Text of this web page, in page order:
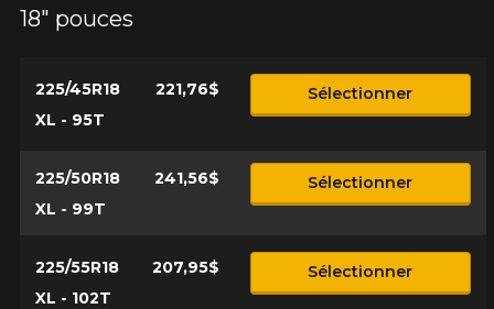
18" pouces
225/45R18
XL - 95T
221,76$ Sélectionner
225/50R18
XL - 99T
241,56$ Sélectionner
225/55R18
XL - 102T
207,95$ Sélectionner